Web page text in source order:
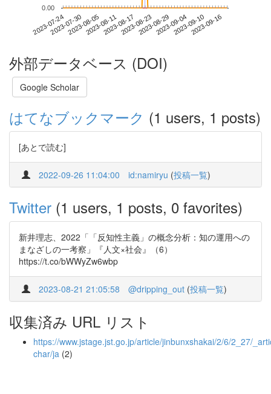
2023-07-242023-07-302023-08-052023-08-112023-08-172023-08-232023-08-292023-09-042023-09-102023-09-16
0.00
外部データベース (DOI)
Google Scholar
はてなブックマーク (1 users, 1 posts)
[あとで読む]
2022-09-26 11:04:00 id:namiryu (投稿一覧)
Twitter (1 users, 1 posts, 0 favorites)
新井理志、2022「「反知性主義」の概念分析：知の運用への
まなざしの一考察」『人文×社会』（6）
https://t.co/bWWyZw6wbp
2023-08-21 21:05:58 @dripping_out (投稿一覧)
収集済み URL リスト
https://www.jstage.jst.go.jp/article/jinbunxshakai/2/6/2_27/
char/ja (2)